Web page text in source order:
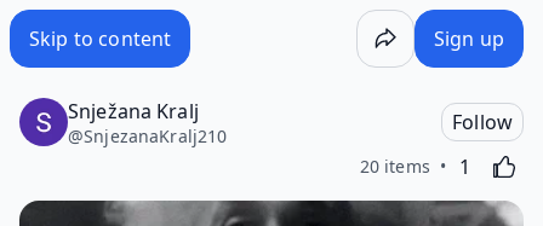
Skip to content Sign up
Snježana Kralj
@SnjezanaKralj210
Follow
20 items 1
Like